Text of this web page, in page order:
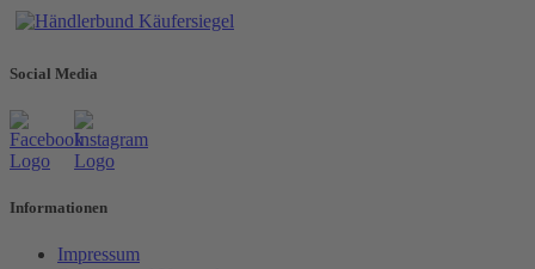
Social Media
Informationen
Impressum